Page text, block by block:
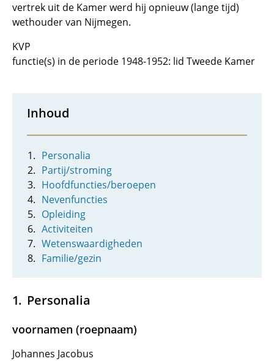
vertrek uit de Kamer werd hij opnieuw (lange tijd)
wethouder van Nijmegen.
KVP
functie(s) in de periode 1948-1952: lid Tweede Kamer
Inhoud
Personalia
Partij/stroming
Hoofdfuncties/beroepen
Nevenfuncties
Opleiding
Activiteiten
Wetenswaardigheden
Familie/gezin
Personalia
voornamen (roepnaam)
Johannes Jacobus